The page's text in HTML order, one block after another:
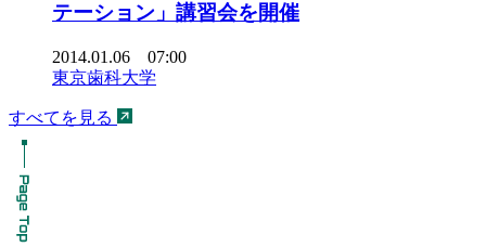
テーション」講習会を開催
2014.01.06 07:00
東京歯科大学
すべてを見る